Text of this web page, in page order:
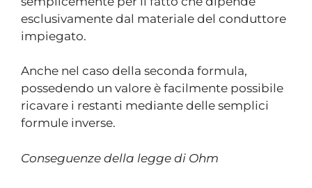
esclusivamente dal materiale del conduttore
impiegato.
Anche nel caso della seconda formula,
possedendo un valore è facilmente possibile
ricavare i restanti mediante delle semplici
formule inverse.
Conseguenze della legge di Ohm